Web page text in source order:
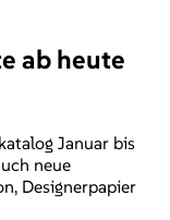
ab heute
Januar bis
neue
Designerpapier